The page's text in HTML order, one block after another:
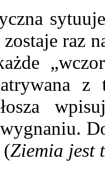
raz
(Ziemia jest